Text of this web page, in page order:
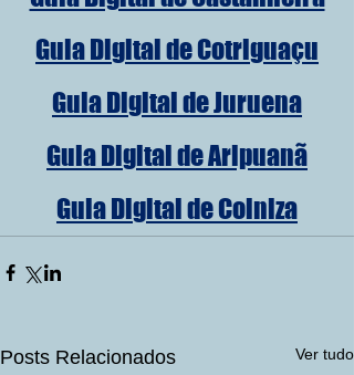
Guia Digital de Cotriguaçu
Guia Digital de Juruena
Guia Digital de Aripuanã
Guia Digital de Colniza
Posts Relacionados Ver tudo